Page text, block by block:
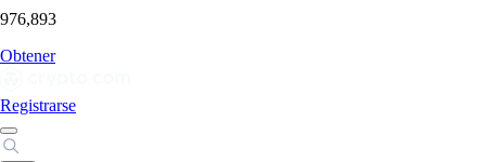
976,893
Obtener
Registrarse